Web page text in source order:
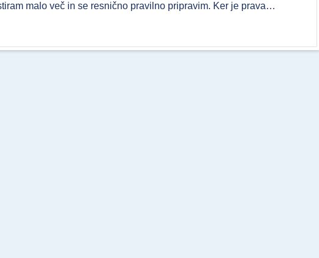
malo več in se resnično pravilno pripravim. Ker je prava…